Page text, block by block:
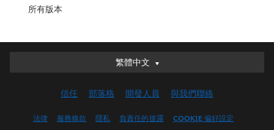
所有版本
繁體中文
繁體中文
English (UK)
信任 部落格 開發人員 與我們聯絡
法律 服務條款 隱私 負責任的披露 COOKIE 偏好設定